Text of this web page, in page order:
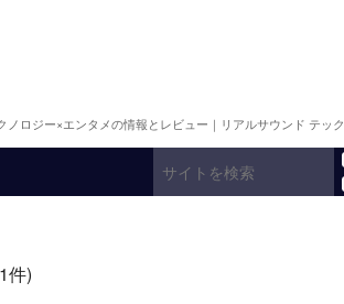
ノロジー×エンタメの情報とレビュー｜リアルサウンド テック
件)